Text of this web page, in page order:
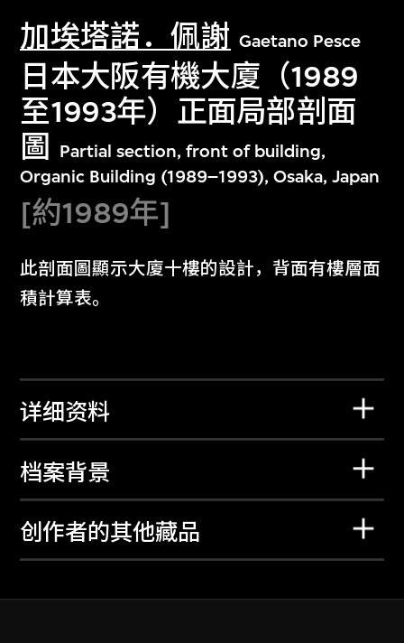
加埃塔諾．佩謝 Gaetano Pesce
日本大阪有機大廈（1989
至1993年）正面局部剖面
圖
Partial section, front of building,
Organic Building (1989–1993), Osaka, Japan
[約1989年]
此剖面圖顯示大廈十樓的設計，背面有樓層面
積計算表。
详细资料
档案背景
创作者的其他藏品
文化藏品。